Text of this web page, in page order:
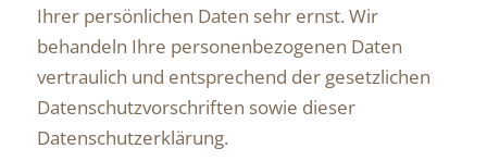
Ihrer persönlichen Daten sehr ernst. Wir
behandeln Ihre personenbezogenen Daten
vertraulich und entsprechend der gesetzlichen
Datenschutzvorschriften sowie dieser
Datenschutzerklärung.